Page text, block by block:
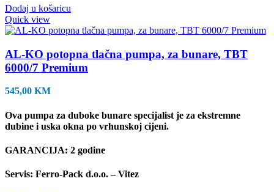
Dodaj u košaricu
Quick view
AL-KO potopna tlačna pumpa, za bunare, TBT
6000/7 Premium
545,00 KM
Ova pumpa za duboke bunare specijalist je za ekstremne
dubine i uska okna po vrhunskoj cijeni.
GARANCIJA: 2 godine
Servis: Ferro-Pack d.o.o. – Vitez